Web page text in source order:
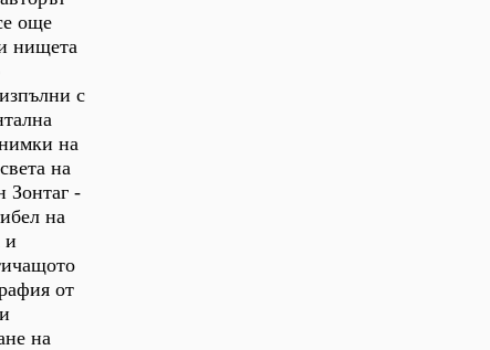
още
нищета
с
на
на
Зонтаг -
на
и
от
на